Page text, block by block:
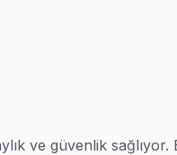
yerine ulaşıyoruz.
güç kartı
25+ sertifikalı
ve güvenlik sağlıyor.